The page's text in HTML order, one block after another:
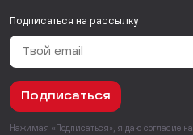
Подписаться на рассылку
Подписаться
Нажимая «Подписаться», я даю согласие на